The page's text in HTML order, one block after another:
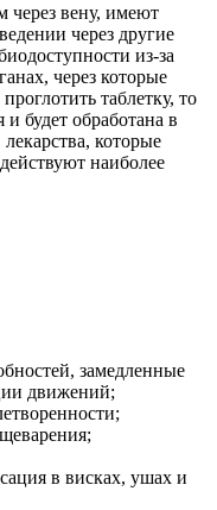
через вену, имеют
через другие
из-за
через которые
таблетку, то
будет обработана в
которые
наиболее
замедленные
движений;
в висках, ушах и